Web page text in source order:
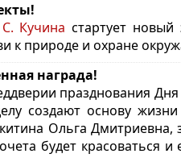
Кучина стартует
к природе и охране
награда!
празднования
создают основу
Ольга
будет красоваться